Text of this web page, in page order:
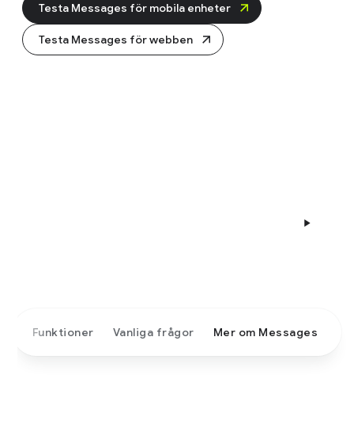
Testa Messages för mobila enheter
Testa Messages för webben
Funktioner Vanliga frågor Mer om Messages